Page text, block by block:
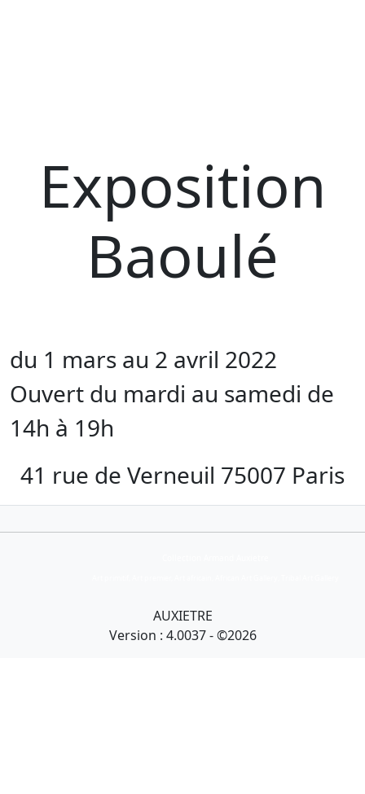
Exposition
Baoulé
du 1 mars au 2 avril 2022
Ouvert du mardi au samedi de
14h à 19h
41 rue de Verneuil 75007 Paris
AUXIETRE
Version : 4.0037 - ©2026